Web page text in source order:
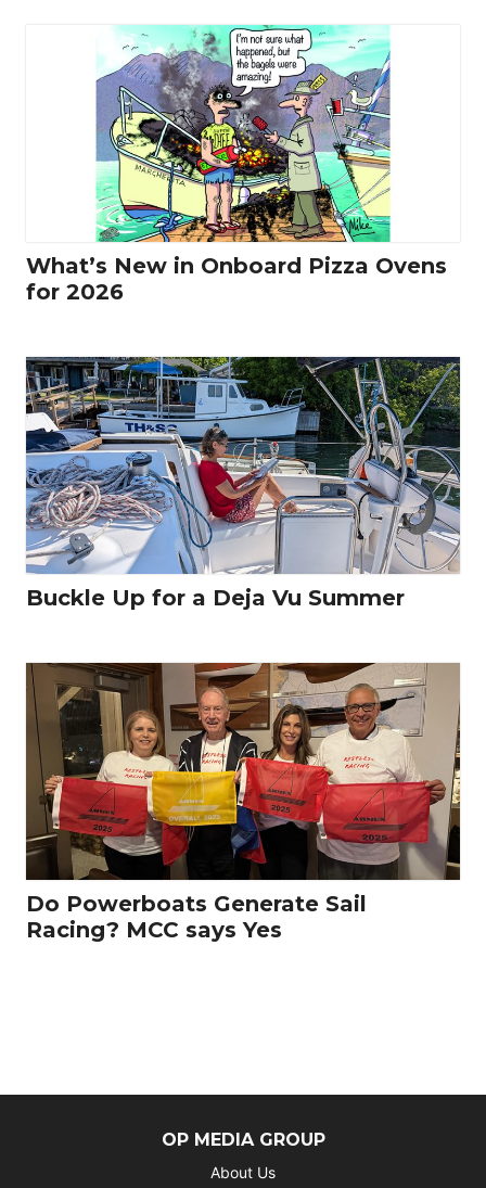
What’s New in Onboard Pizza Ovens
for 2026
Buckle Up for a Deja Vu Summer
Do Powerboats Generate Sail
Racing? MCC says Yes
OP MEDIA GROUP
About Us